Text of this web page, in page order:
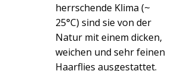
herrschende Klima (~
25°C) sind sie von der
Natur mit einem dicken,
weichen und sehr feinen
Haarflies ausgestattet.